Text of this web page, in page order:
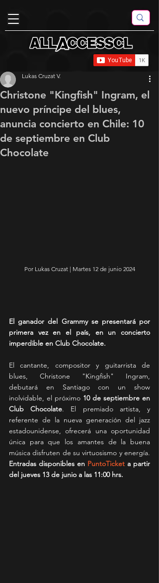
Christone "Kingfish" Ingram, el
nuevo príncipe del blues,
anuncia concierto en Chile: 10
de septiembre en Club
Chocolate
Lukas Cruzat V.
Por Lukas Cruzat | Martes 12 de junio 2024
El ganador del Grammy se presentará por
primera vez en el país, en un concierto
imperdible en Club Chocolate.
El cantante, compositor y guitarrista de
blues, Christone "Kingfish" Ingram,
debutará en Santiago con un show
inolvidable, el próximo 10 de septiembre en
Club Chocolate. El premiado artista, y
referente de la nueva generación del jazz
estadounidense, ofrecerá una oportunidad
única para que los amantes de la buena
Entradas disponibles en PuntoTicket a partir
del jueves 13 de junio a las 11:00 hrs.